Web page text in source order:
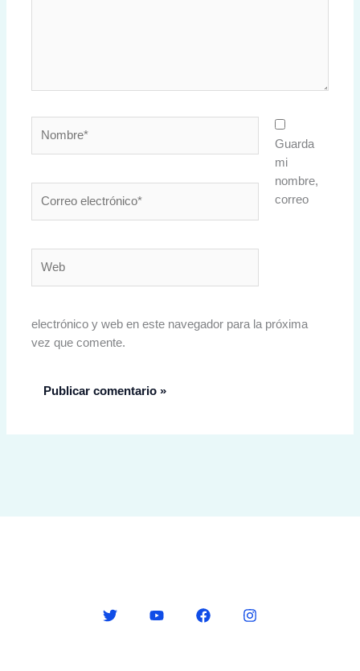
electrónico*
Guarda
mi
nombre,
correo
electrónico y web en este navegador para la próxima
vez que comente.